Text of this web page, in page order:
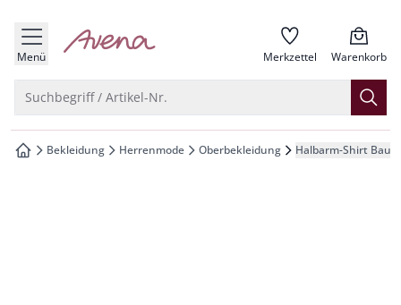
springen
springen
springen
springen
Menü zur Startseite Merkzettel Warenkorb
Suchbegriff / Artikel-Nr.
zur Startseite
Bekleidung Herrenmode Oberbekleidung Halbarm-Shirt